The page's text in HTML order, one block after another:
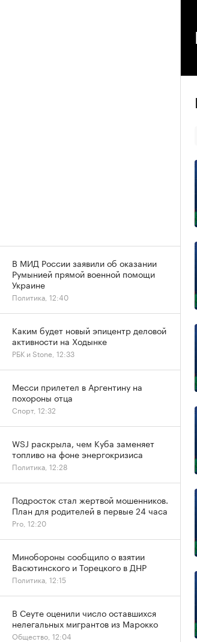
В МИД России заявили об оказании
Румынией прямой военной помощи
Украине
Политика, 12:40
Каким будет новый эпицентр деловой
активности на Ходынке
РБК и Stone, 12:33
Месси прилетел в Аргентину на
похороны отца
Спорт, 12:32
WSJ раскрыла, чем Куба заменяет
топливо на фоне энергокризиса
Политика, 12:28
Подросток стал жертвой мошенников.
План для родителей в первые 24 часа
Pro, 12:20
Минобороны сообщило о взятии
Васютинского и Торецкого в ДНР
Политика, 12:15
В Сеуте оценили число оставшихся
нелегальных мигрантов из Марокко
Общество, 12:04